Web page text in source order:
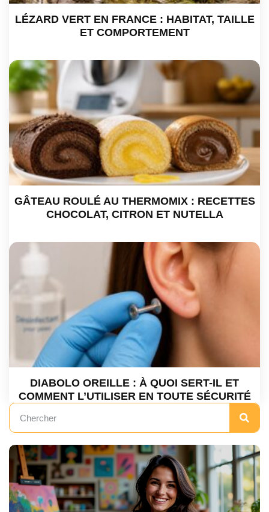
LÉZARD VERT EN FRANCE : HABITAT, TAILLE
ET COMPORTEMENT
GÂTEAU ROULÉ AU THERMOMIX : RECETTES
CHOCOLAT, CITRON ET NUTELLA
DIABOLO OREILLE : À QUOI SERT-IL ET
COMMENT L’UTILISER EN TOUTE SÉCURITÉ